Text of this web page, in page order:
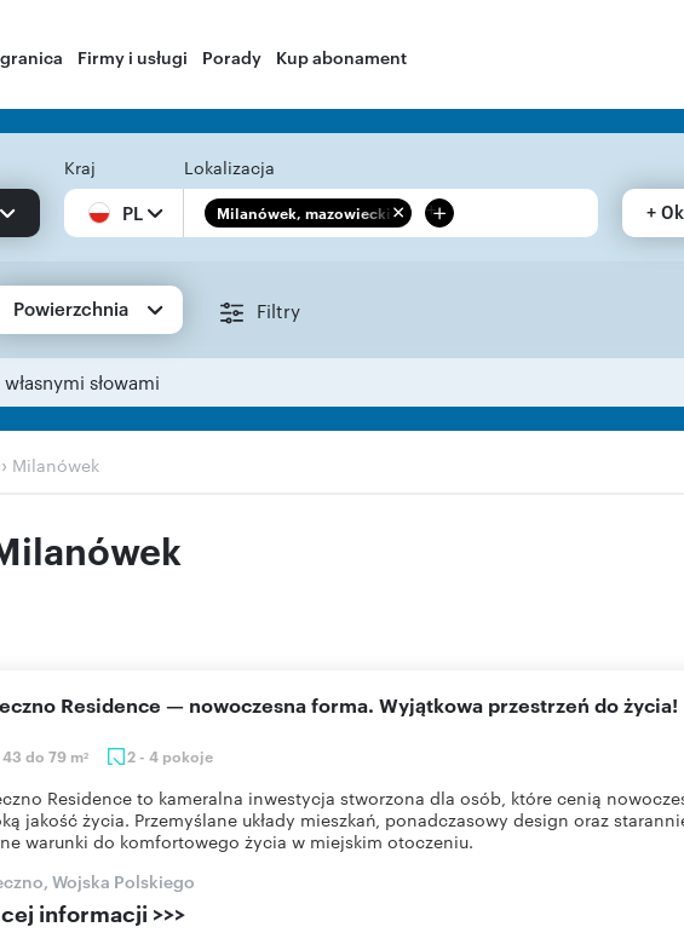
Firmy i usługi Porady Kup abonament
Kraj
PL
Lokalizacja
Milanówek, mazowieckie + +
Powierzchnia Filtry
słowami
› Milanówek
do 79 m2 2 - 4 pokoje
Residence — nowoczesna forma. Wyjątkowa przestrzeń do życia!
Residence to kameralna inwestycja stworzona dla osób, które cenią
jakość życia. Przemyślane układy mieszkań, ponadczasowy design oraz
warunki do komfortowego życia w miejskim otoczeniu.
Wojska Polskiego
informacji >>>